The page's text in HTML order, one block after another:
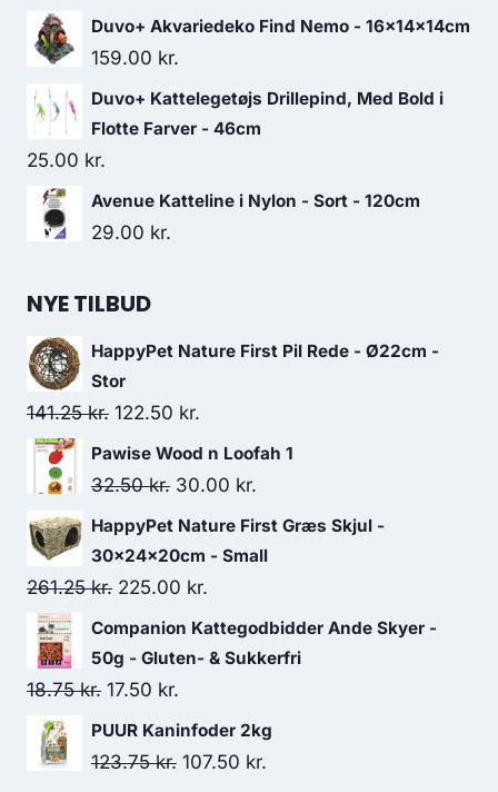
Duvo+ Akvariedeko Find Nemo - 16x14x14cm
159.00 kr.
Duvo+ Kattelegetøjs Drillepind, Med Bold i
Flotte Farver - 46cm
25.00 kr.
Avenue Katteline i Nylon - Sort - 120cm
29.00 kr.
NYE TILBUD
HappyPet Nature First Pil Rede - Ø22cm -
Stor
141.25kr. Den
oprindelige
pris
141.25 kr..
122.50 kr.
aktuelle
pris
122.50 kr..
Pawise Wood n Loofah 1
32.50kr. Den
oprindelige
pris
var:
32.50 kr..
30.00 kr.
aktuelle
pris
30.00 kr..
HappyPet Nature First Græs Skjul -
30x24x20cm - Small
261.25kr. Den
oprindelige
pris
var:
261.25 kr..
225.00 kr.
aktuelle
pris
225.00 kr..
Companion Kattegodbidder Ande Skyer -
50g - Gluten- & Sukkerfri
18.75kr. Den
oprindelige
pris
17.50 kr.
aktuelle
pris
PUUR Kaninfoder 2kg
123.75kr. Den
107.50 kr.